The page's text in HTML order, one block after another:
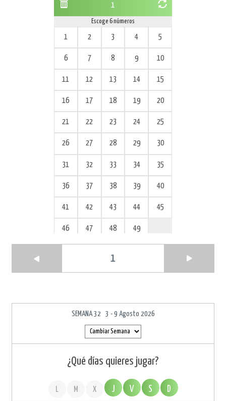
1
Escoge 6 números
1 2 3 4 5
6 7 8 9 10
11 12 13 14 15
16 17 18 19 20
21 22 23 24 25
26 27 28 29 30
31 32 33 34 35
36 37 38 39 40
41 42 43 44 45
46 47 48 49
1
SEMANA 32 3 - 9 Agosto 2026
¿Qué días quieres jugar?
L M X J V S D